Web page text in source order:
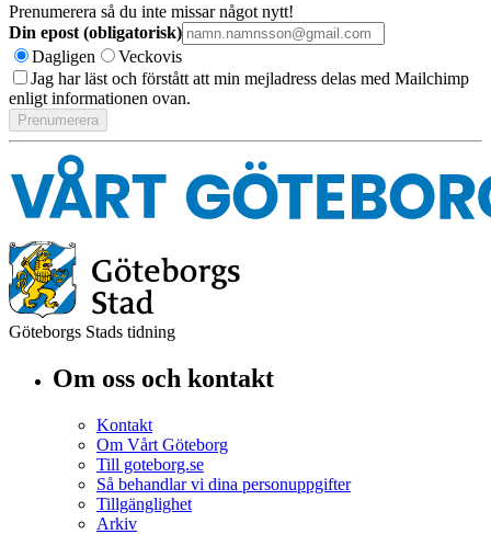
Prenumerera så du inte missar något nytt!
Din epost (obligatorisk)
Dagligen
Veckovis
Jag har läst och förstått att min mejladress delas med Mailchimp
enligt informationen ovan.
Göteborgs Stads tidning
Om oss och kontakt
Kontakt
Om Vårt Göteborg
Till goteborg.se
Så behandlar vi dina personuppgifter
Tillgänglighet
Arkiv